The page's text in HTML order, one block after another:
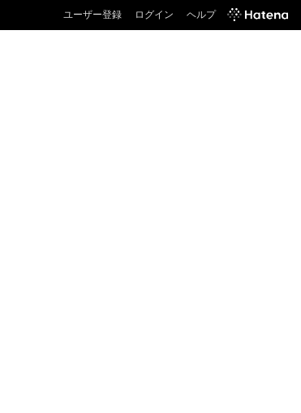
ユーザー登録 ログイン ヘルプ